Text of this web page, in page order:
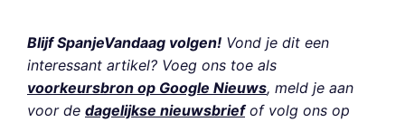
Blijf SpanjeVandaag volgen! Vond je dit een
interessant artikel? Voeg ons toe als
voorkeursbron op Google Nieuws, meld je aan
voor de dagelijkse nieuwsbriefof volg ons op